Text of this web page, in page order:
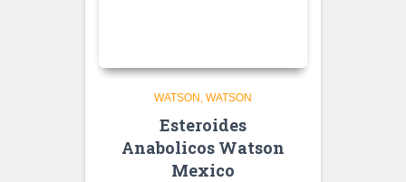
WATSON WATSON
Esteroides
Anabolicos Watson
Mexico